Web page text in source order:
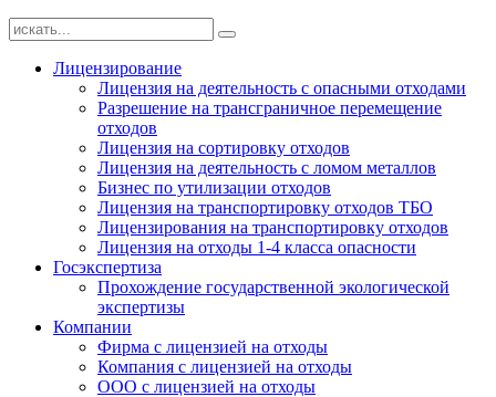
Лицензирование
Лицензия на деятельность с опасными отходами
Разрешение на трансграничное перемещение
отходов
Лицензия на сортировку отходов
Лицензия на деятельность с ломом металлов
Бизнес по утилизации отходов
Лицензия на транспортировку отходов ТБО
Лицензирования на транспортировку отходов
Лицензия на отходы 1-4 класса опасности
Госэкспертиза
Прохождение государственной экологической
экспертизы
Компании
Фирма с лицензией на отходы
Компания с лицензией на отходы
ООО с лицензией на отходы